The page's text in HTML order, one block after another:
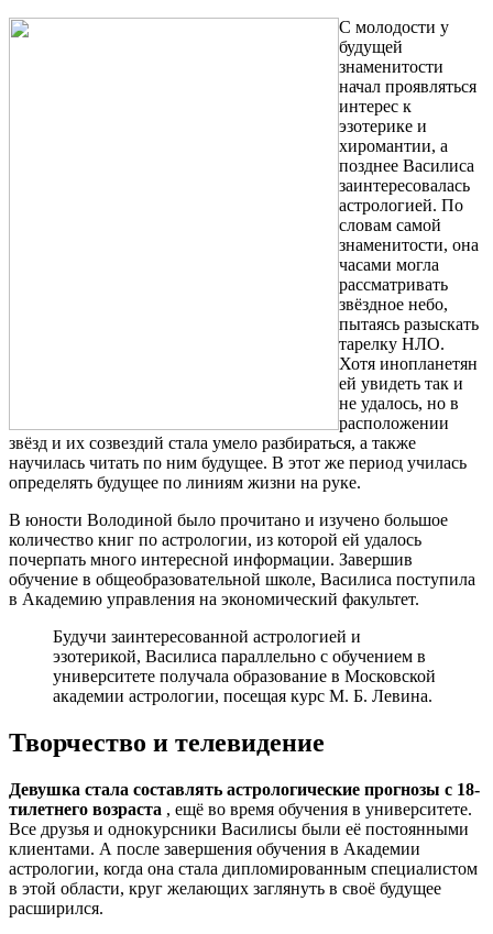
С молодости у
будущей
знаменитости
начал проявляться
интерес к
эзотерике и
хиромантии, а
позднее Василиса
заинтересовалась
астрологией. По
словам самой
знаменитости, она
часами могла
рассматривать
звёздное небо,
пытаясь разыскать
тарелку НЛО.
Хотя инопланетян
ей увидеть так и
не удалось, но в
расположении
звёзд и их созвездий стала умело разбираться, а также
научилась читать по ним будущее. В этот же период училась
определять будущее по линиям жизни на руке.
В юности Володиной было прочитано и изучено большое
количество книг по астрологии, из которой ей удалось
почерпать много интересной информации. Завершив
обучение в общеобразовательной школе, Василиса поступила
в Академию управления на экономический факультет.
Будучи заинтересованной астрологией и
эзотерикой, Василиса параллельно с обучением в
университете получала образование в Московской
академии астрологии, посещая курс М. Б. Левина.
Творчество и телевидение
Девушка стала составлять астрологические прогнозы с 18-
тилетнего возраста , ещё во время обучения в университете.
Все друзья и однокурсники Василисы были её постоянными
клиентами. А после завершения обучения в Академии
астрологии, когда она стала дипломированным специалистом
в этой области, круг желающих заглянуть в своё будущее
расширился.